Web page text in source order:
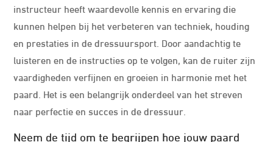
instructeur heeft waardevolle kennis en ervaring die
kunnen helpen bij het verbeteren van techniek, houding
en prestaties in de dressuursport. Door aandachtig te
luisteren en de instructies op te volgen, kan de ruiter zijn
vaardigheden verfijnen en groeien in harmonie met het
paard. Het is een belangrijk onderdeel van het streven
naar perfectie en succes in de dressuur.
Neem de tijd om te begrijpen hoe jouw paard